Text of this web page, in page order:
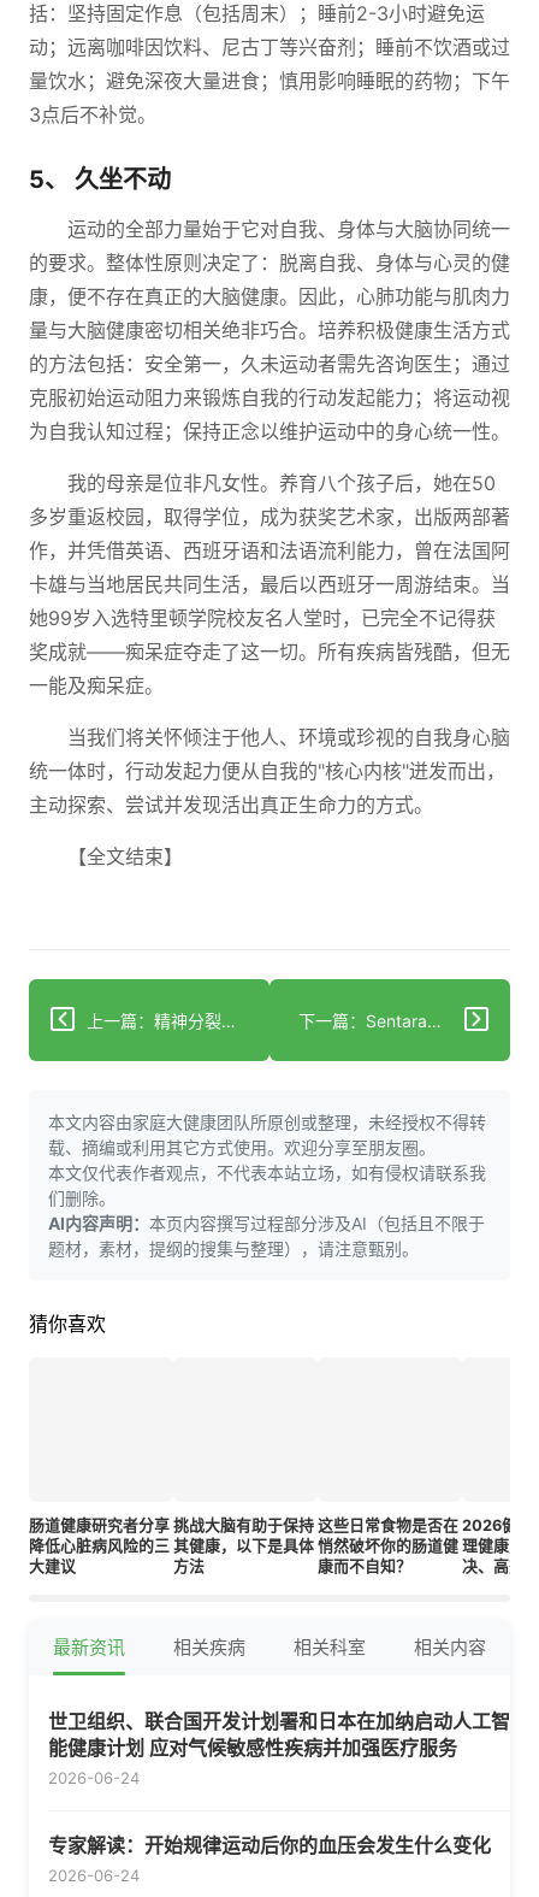
括：坚持固定作息（包括周末）；睡前2-3小时避免运
动；远离咖啡因饮料、尼古丁等兴奋剂；睡前不饮酒或过
量饮水；避免深夜大量进食；慎用影响睡眠的药物；下午
3点后不补觉。
5、 久坐不动
运动的全部力量始于它对自我、身体与大脑协同统一
的要求。整体性原则决定了：脱离自我、身体与心灵的健
康，便不存在真正的大脑健康。因此，心肺功能与肌肉力
量与大脑健康密切相关绝非巧合。培养积极健康生活方式
的方法包括：安全第一，久未运动者需先咨询医生；通过
克服初始运动阻力来锻炼自我的行动发起能力；将运动视
为自我认知过程；保持正念以维护运动中的身心统一性。
我的母亲是位非凡女性。养育八个孩子后，她在50
多岁重返校园，取得学位，成为获奖艺术家，出版两部著
作，并凭借英语、西班牙语和法语流利能力，曾在法国阿
卡雄与当地居民共同生活，最后以西班牙一周游结束。当
她99岁入选特里顿学院校友名人堂时，已完全不记得获
奖成就——痴呆症夺走了这一切。所有疾病皆残酷，但无
一能及痴呆症。
当我们将关怀倾注于他人、环境或珍视的自我身心脑
统一体时，行动发起力便从自我的"核心内核"迸发而出，
主动探索、尝试并发现活出真正生命力的方式。
【全文结束】
上一篇：精神分裂症是脑部疾病吗？科学研究揭示了什么 下一篇：Sentara医疗集团因放射学人工智能项目获国家级认可
本文内容由家庭大健康团队所原创或整理，未经授权不得转
载、摘编或利用其它方式使用。欢迎分享至朋友圈。
本文仅代表作者观点，不代表本站立场，如有侵权请联系我
们删除。
AI内容声明： 本页内容撰写过程部分涉及AI（包括且不限于
题材，素材，提纲的搜集与整理），请注意甄别。
猜你喜欢
肠道健康研究者分享
降低心脏病风险的三
大建议
挑战大脑有助于保持
其健康，以下是具体
方法
这些日常食物是否在
悄然破坏你的肠道健
康而不自知？
2026健康
理健康里
决、高剂
最新资讯 相关疾病 相关科室 相关内容
世卫组织、联合国开发计划署和日本在加纳启动人工智
能健康计划 应对气候敏感性疾病并加强医疗服务
2026-06-24
专家解读：开始规律运动后你的血压会发生什么变化
2026-06-24